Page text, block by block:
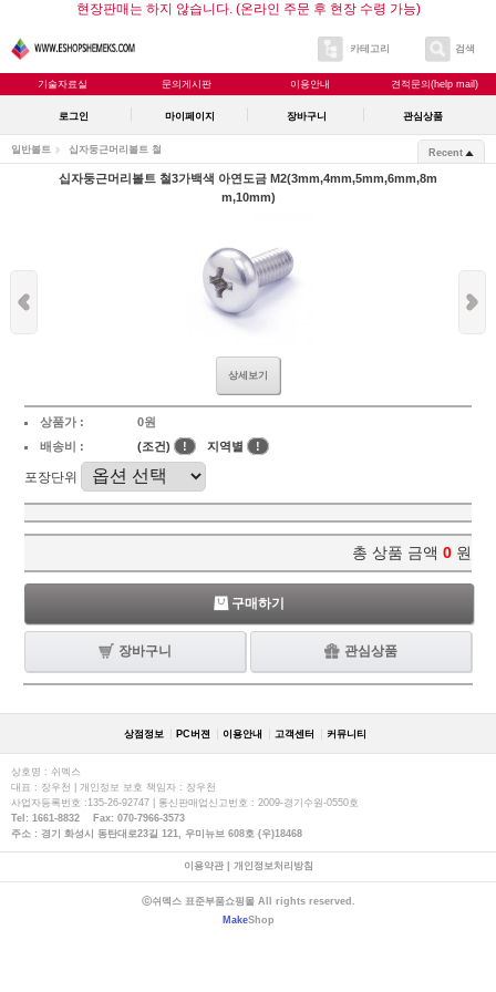
현장판매는 하지 않습니다. (온라인 주문 후 현장 수령 가능)
카테고리 검색
기술자료실 문의게시판 이용안내 견적문의(help mail)
로그인 마이페이지 장바구니 관심상품
일반볼트 십자둥근머리볼트 철 Recent
십자둥근머리볼트 철3가백색 아연도금 M2(3mm,4mm,5mm,6mm,8m
m,10mm)
상세보기
상품가 :
0원
배송비 :
(조건) ! 지역별 !
포장단위
총 상품 금액 0 원
구매하기
장바구니 관심상품
상점정보 PC버젼 이용안내 고객센터 커뮤니티
상호명 : 쉬멕스
대표 : 장우천 | 개인정보 보호 책임자 : 장우천
사업자등록번호 :135-26-92747 | 통신판매업신고번호 : 2009-경기수원-0550호
Tel: 1661-8832 Fax: 070-7966-3573
주소 : 경기 화성시 동탄대로23길 121, 우미뉴브 608호 (우)18468
이용약관| 개인정보처리방침
ⓒ쉬멕스 표준부품쇼핑몰 All rights reserved.
MakeShop